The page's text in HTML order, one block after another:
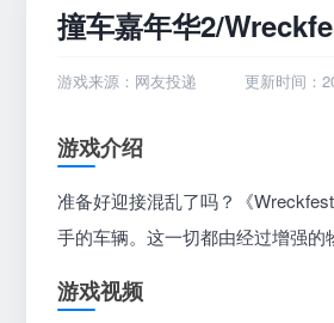
撞车嘉年华2/
游戏来源：网友投递 更新时间：
游戏介绍
准备好迎接混乱了吗？《
手的车辆。这一切都由经过增强
游戏视频